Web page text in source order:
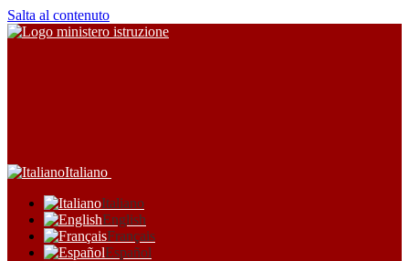
Salta al contenuto
Italiano
Italiano
English
Français
Español